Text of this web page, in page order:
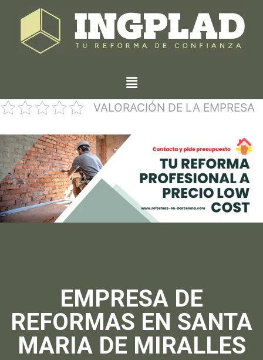
VALORACIÓN DE LA EMPRESA
EMPRESA DE
REFORMAS EN SANTA
MARIA DE MIRALLES